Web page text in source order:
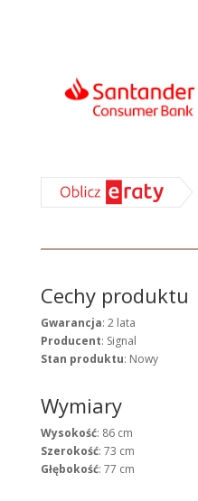
Cechy produktu
Gwarancja: 2 lata
Producent: Signal
Stan produktu: Nowy
Wymiary
Wysokość: 86 cm
Szerokość: 73 cm
Głębokość: 77 cm